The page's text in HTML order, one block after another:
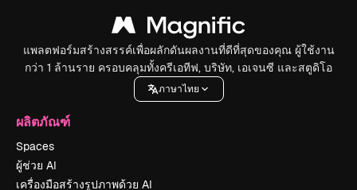
แพลตฟอร์มสร้างสรรค์เพื่อผลักดันผลงานที่ดีที่สุดของคุณ ผู้ใช้งาน
กว่า 1 ล้านราย ครอบคลุมทั้งครีเอทีฟ, บริษัท, เอเจนซี และสตูดิโอ
ภาษาไทย
ผลิตภัณฑ์
Spaces
ผู้ช่วย AI
เครื่องมือสร้างรูปภาพด้วย AI